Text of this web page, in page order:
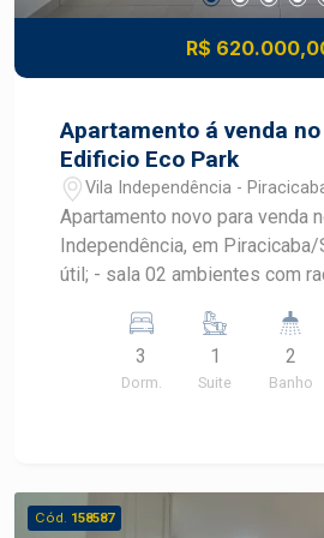
R$
Apartamento á venda
Edificio Eco Park
Vila Independência -
Apartamento novo para venda
Independência, em Piracicaba/
útil; - sala 02 ambientes com rack e painel para tv;
armário planejado; - 03
armário embutido, sendo 01
com cuba: social e da suíte; -
Piscina na cobertura com vista
cidade, perfeito para relaxar e
3
Dorm.
1
Suite
2
Banho
Cód. 158587